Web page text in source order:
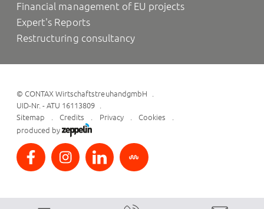
Financial management of EU projects
Expert's Reports
Restructuring consultancy
©CONTAX WirtschaftstreuhandgmbH
UID-Nr. - ATU 16113809
Sitemap
Credits Privacy
Cookies
produced by